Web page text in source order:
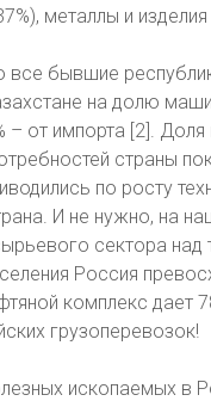
металлы и изделия
все бывшие
на долю
от импорта [2].
страны
по росту
И не нужно, на
сектора над
Россия
комплекс дает
грузоперевозок!
ископаемых в